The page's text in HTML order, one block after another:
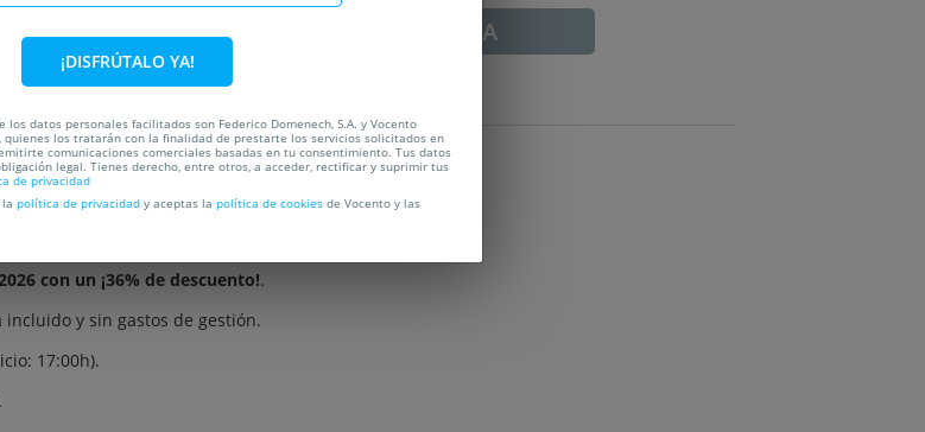
CADUCADA
con un ¡36% de descuento!.
incluido y sin gastos de gestión.
17:00h).
.
¡DISFRÚTALO YA!
datos personales facilitados son Federico Domenech, S.A. y Vocento
quienes los tratarán con la finalidad de prestarte los servicios solicitados en
comunicaciones comerciales basadas en tu consentimiento. Tus datos
legal. Tienes derecho, entre otros, a acceder, rectificar y suprimir tus
de privacidad
política de privacidad y aceptas la política de cookies de Vocento y las